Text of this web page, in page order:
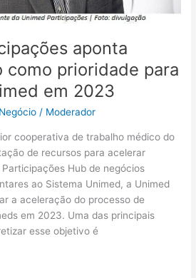
aponta
como prioridade para
em 2023
Negócio / Moderador
cooperativa de trabalho médico do
de recursos para acelerar
Hub de negócios
ao Sistema Unimed, a Unimed
a aceleração do processo de
em 2023. Uma das principais
esse objetivo é